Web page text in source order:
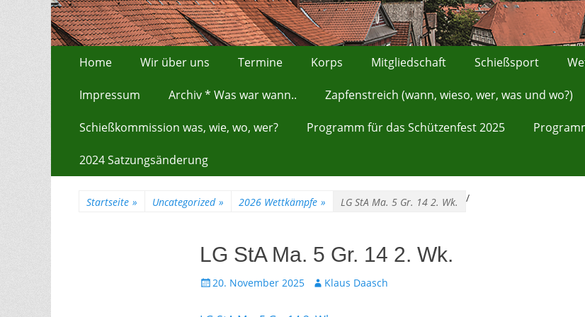
Erstes Menü
Inhalt:
Home Wir über uns Termine Korps Mitgliedschaft Schießsport
Impressum Archiv * Was war wann.. Zapfenstreich (wann, wieso, wer, was und wo?)
Schießkommission was, wie, wo, wer? Programm für das Schützenfest 2025
2024 Satzungsänderung
Startseite » Uncategorized » /
2026 Wettkämpfe » LG StA Ma. 5 Gr. 14 2. Wk.
LG StA Ma. 5 Gr. 14 2. Wk.
Gepostet
20. November 2025 AutorKlaus Daasch